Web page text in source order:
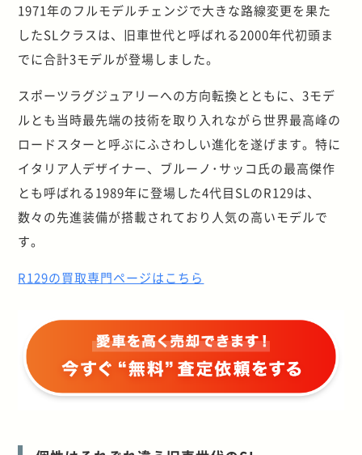
1971年のフルモデルチェンジで大きな路線変更を果た
したSLクラスは、旧車世代と呼ばれる2000年代初頭ま
でに合計3モデルが登場しました。
スポーツラグジュアリーへの方向転換とともに、3モデ
ルとも当時最先端の技術を取り入れながら世界最高峰の
ロードスターと呼ぶにふさわしい進化を遂げます。特に
イタリア人デザイナー、ブルーノ･サッコ氏の最高傑作
とも呼ばれる1989年に登場した4代目SLのR129は、
数々の先進装備が搭載されており人気の高いモデルで
す。
R129の買取専門ページはこちら